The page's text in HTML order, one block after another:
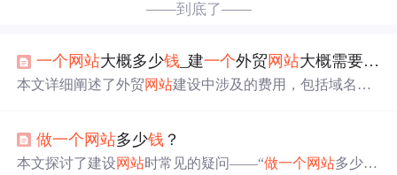
——到底了——
一个 网站大概多少钱 _建一个外贸 网站大概需要多少
本文详细阐述了外贸网站建设中涉及的费用，包括域名注
做一个 网站多少钱 ？
本文探讨了建设网站时常见的疑问——“做一个网站多少钱